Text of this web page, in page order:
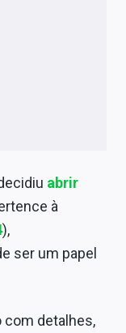
abrir
à
),
ser um papel
com detalhes,